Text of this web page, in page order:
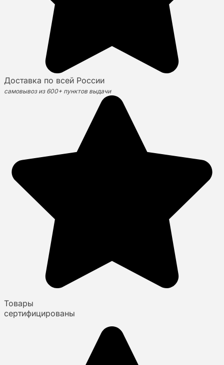
Доставка по всей России
самовывоз из 600+ пунктов выдачи
Товары
сертифицированы